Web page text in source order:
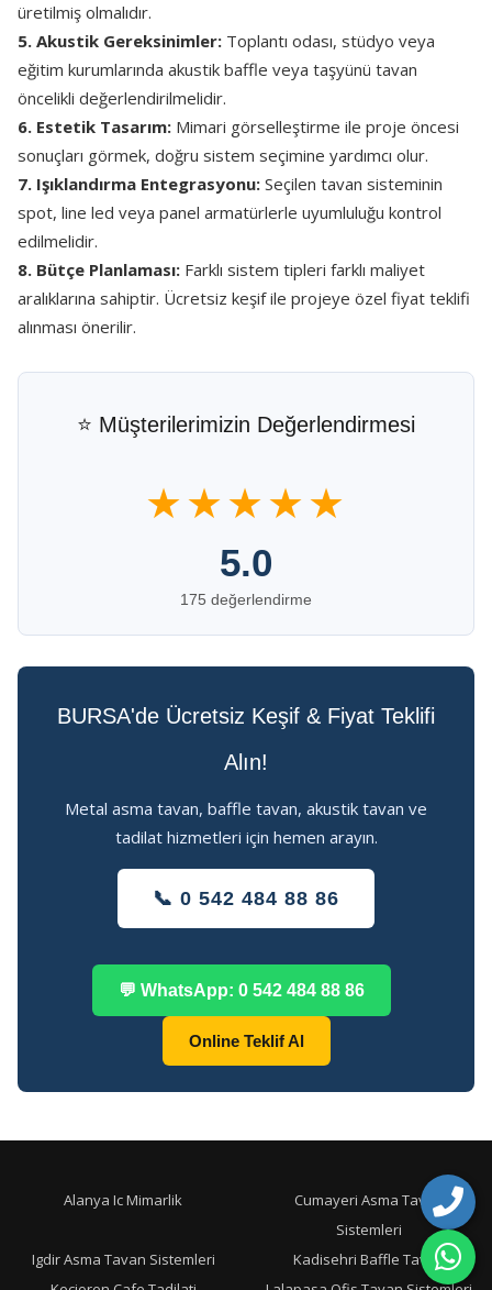
üretilmiş olmalıdır.
5. Akustik Gereksinimler: Toplantı odası, stüdyo veya
eğitim kurumlarında akustik baffle veya taşyünü tavan
öncelikli değerlendirilmelidir.
6. Estetik Tasarım: Mimari görselleştirme ile proje öncesi
sonuçları görmek, doğru sistem seçimine yardımcı olur.
7. Işıklandırma Entegrasyonu: Seçilen tavan sisteminin
spot, line led veya panel armatürlerle uyumluluğu kontrol
edilmelidir.
8. Bütçe Planlaması: Farklı sistem tipleri farklı maliyet
aralıklarına sahiptir. Ücretsiz keşif ile projeye özel fiyat teklifi
alınması önerilir.
⭐ Müşterilerimizin Değerlendirmesi
★★★★★
5.0
175 değerlendirme
BURSA'de Ücretsiz Keşif & Fiyat Teklifi
Alın!
Metal asma tavan, baffle tavan, akustik tavan ve
tadilat hizmetleri için hemen arayın.
📞 0 542 484 88 86
💬 WhatsApp: 0 542 484 88 86
Online Teklif Al
Alanya Ic Mimarlik
Cumayeri Asma Tavan
Sistemleri
Igdir Asma Tavan Sistemleri
Kadisehri Baffle Tavan